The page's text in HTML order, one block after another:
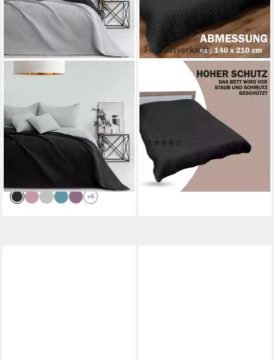
RESTILO
Wohndecke Bettüberwurf
Wendedesign leichte
Allzweckdecke, Steppdecke
(11)
ab 31,90 € UVP 35,90 €
lieferbar - in 5-6 Werktagen bei dir
+6
Fast ausverkauft
BESTLIVINGS
Tagesdecke Bettüberwurf
gesteppt, XXL Sofaüberwurf -
Sommerdecke gesteppt -
Steppdecke, Wendedecke
ab 20,39 €
lieferbar - in 4-5 Werktagen bei dir